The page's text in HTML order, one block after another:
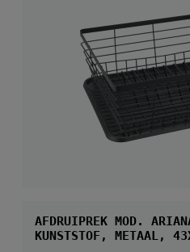
AFDRUIPREK MOD.
KUNSTSTOF, METAAL,